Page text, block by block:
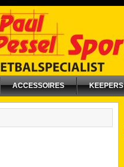
ACCESSOIRES KEEPERS